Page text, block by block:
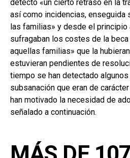
detectó «un cierto retraso en la
así como incidencias, enseguida
las familias» y desde el principio
sufragaban los costes de la
aquellas familias» que la
estuvieran pendientes de
tiempo se han detectado
subsanación que eran de
han motivado la necesidad de
señalado a continuación.